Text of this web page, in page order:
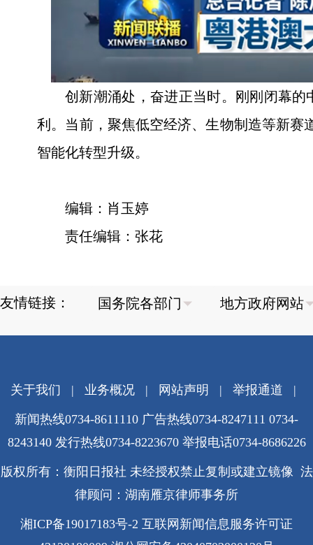
创新潮涌处，奋进正当时。刚刚闭幕
利。当前，聚焦低空经济、生物制造等新赛
智能化转型升级。
编辑：肖玉婷
责任编辑：张花
友情链接：
关于我们 | 业务概况| 网站声明 | 举报通道 |
新闻热线0734-8611110 广告热线0734-8247111 0734-
8243140 发行热线0734-8223670 举报电话0734-8686226
版权所有：衡阳日报社 未经授权禁止复制或建立镜像 法
律顾问：湖南雁京律师事务所
湘ICP备19017183号-2 互联网新闻信息服务许可证